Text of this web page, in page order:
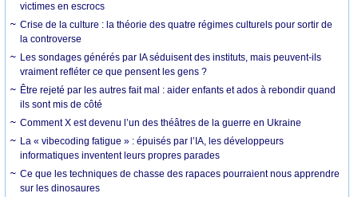
victimes en escrocs
Crise de la culture : la théorie des quatre régimes culturels pour sortir de
la controverse
Les sondages générés par IA séduisent des instituts, mais peuvent-ils
vraiment refléter ce que pensent les gens ?
Être rejeté par les autres fait mal : aider enfants et ados à rebondir quand
ils sont mis de côté
Comment X est devenu l’un des théâtres de la guerre en Ukraine
La « vibecoding fatigue » : épuisés par l’IA, les développeurs
informatiques inventent leurs propres parades
Ce que les techniques de chasse des rapaces pourraient nous apprendre
sur les dinosaures